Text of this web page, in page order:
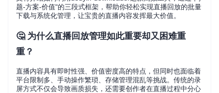
题-方案-价值"的三段式框架，帮助你轻松实现直播回放的批量
下载与系统化管理，让宝贵的直播内容发挥最大价值。
🤔 为什么直播回放管理如此重要却又困难重
重？
直播内容具有即时性强、价值密度高的特点，但同时也面临着
平台限制多、手动操作繁琐、存储管理混乱等挑战。传统的录
屏方式不仅会导致画质损失，还需要创作者在直播过程中分心